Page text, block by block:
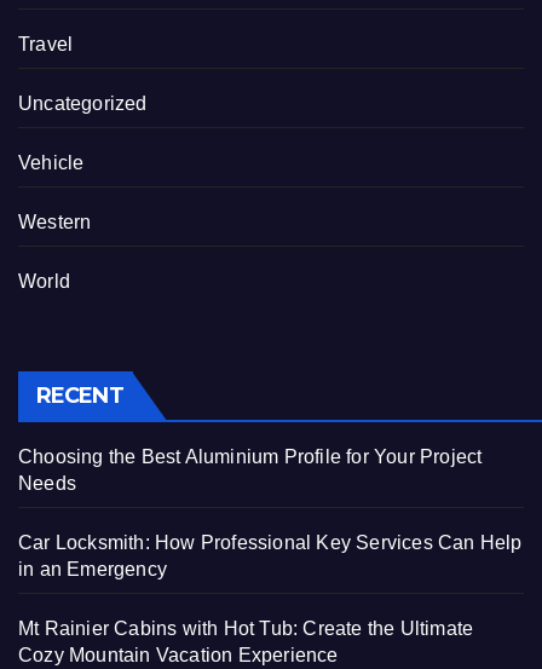
Travel
Uncategorized
Vehicle
Western
World
RECENT
Choosing the Best Aluminium Profile for Your Project
Needs
Car Locksmith: How Professional Key Services Can Help
in an Emergency
Mt Rainier Cabins with Hot Tub: Create the Ultimate
Cozy Mountain Vacation Experience